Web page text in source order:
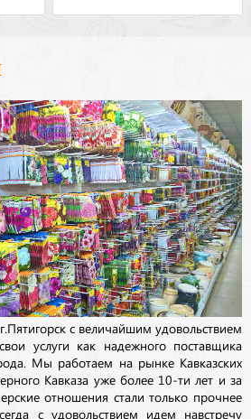
с величайшим удовольствием
услуги как надежного поставщика
Мы работаем на рынке Кавказских
Кавказа уже более 10-ти лет и за
отношения стали только прочнее
с удовольствием идем навстречу